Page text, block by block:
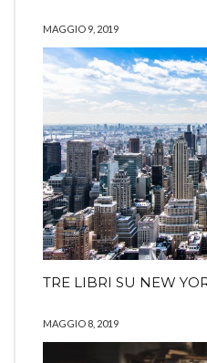
MAGGIO 9, 2019
TRE LIBRI SU NEW
MAGGIO 8, 2019